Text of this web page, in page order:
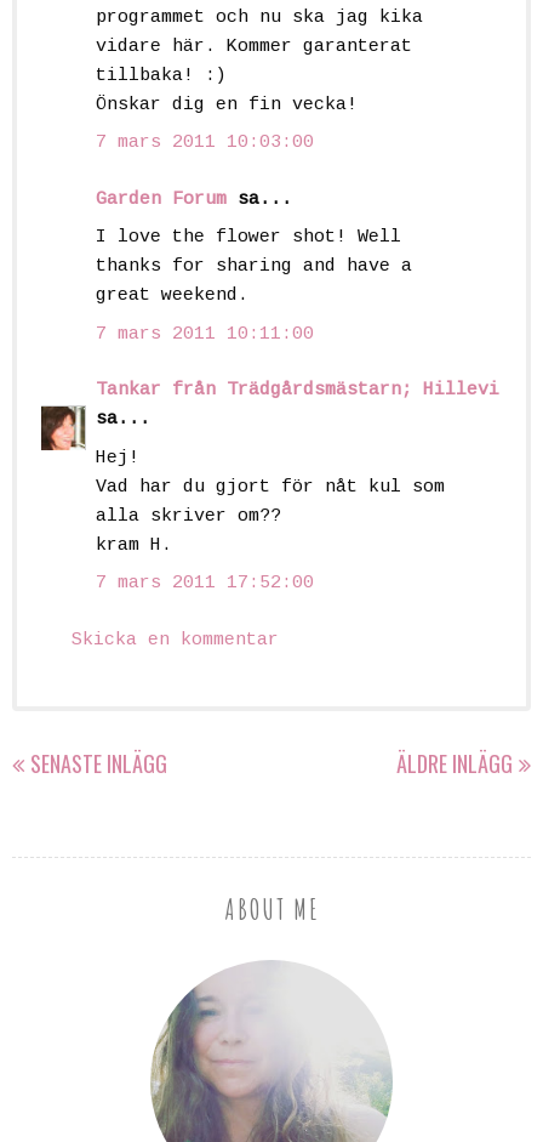
programmet och nu ska jag kika
vidare här. Kommer garanterat
tillbaka! :)
Önskar dig en fin vecka!
7 mars 2011 10:03:00
Garden Forum sa...
I love the flower shot! Well
thanks for sharing and have a
great weekend.
7 mars 2011 10:11:00
Tankar från Trädgårdsmästarn; Hillevi
sa...
Hej!
Vad har du gjort för nåt kul som
alla skriver om??
kram H.
7 mars 2011 17:52:00
Skicka en kommentar
SENASTE INLÄGG ÄLDRE INLÄGG
ABOUT ME